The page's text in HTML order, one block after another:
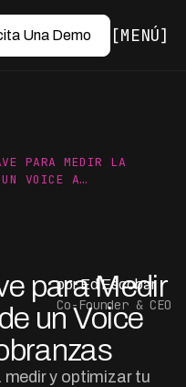
Una Demo MENÚ
PARA MEDIR LA
VOICE A…
para Medir
un Voice
y optimizar tu
por Ed Escobar
Co-Founder & CEO